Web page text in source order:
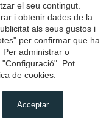
Carasso
el seu contingut.
i obtenir dades de la
als seus gustos i
per confirmar que ha
Per administrar o
Pot
de cookies.
Acceptar
totes